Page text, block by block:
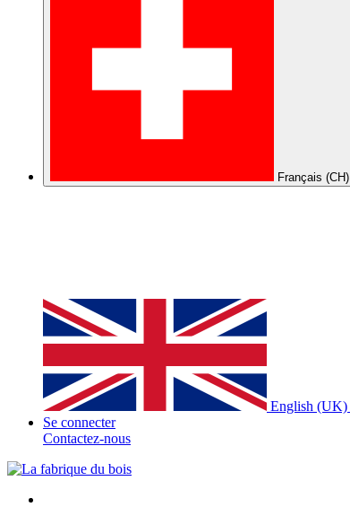
Français (CH)
English (UK)
Se connecter
Contactez-nous